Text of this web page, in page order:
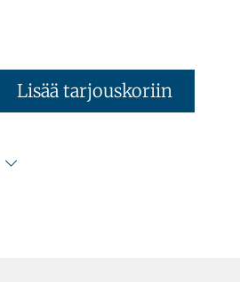
Lisää tarjouskoriin